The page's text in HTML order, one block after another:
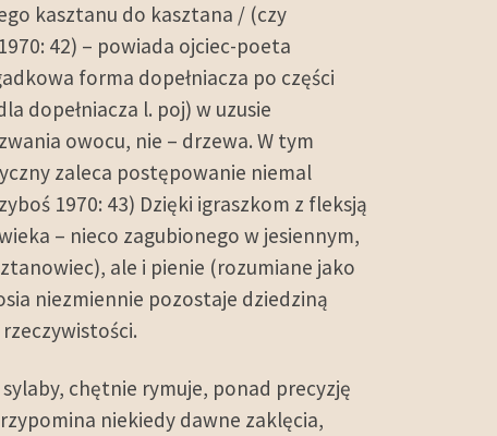
kasztanu do kasztana / (czy
42) – powiada ojciec-poeta
forma dopełniacza po części
dopełniacza l. poj) w uzusie
owocu, nie – drzewa. W tym
zaleca postępowanie niemal
1970: 43) Dzięki igraszkom z fleksją
– nieco zagubionego w jesiennym,
ale i pienie (rozumiane jako
niezmiennie pozostaje dziedziną
chętnie rymuje, ponad precyzję
niekiedy dawne zaklęcia,